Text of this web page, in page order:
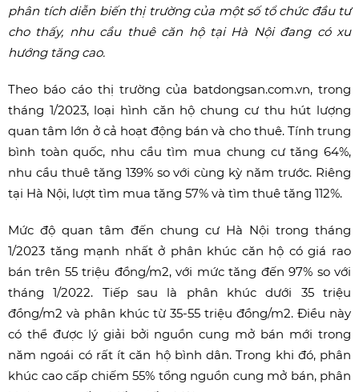
phân tích diễn biến thị trường của một số tổ chức đầu tư
cho thấy, nhu cầu thuê căn hộ tại Hà Nội đang có xu
hướng tăng cao.
Theo báo cáo thị trường của batdongsan.com.vn, trong
tháng 1/2023, loại hình căn hộ chung cư thu hút lượng
quan tâm lớn ở cả hoạt động bán và cho thuê. Tính trung
bình toàn quốc, nhu cầu tìm mua chung cư tăng 64%,
nhu cầu thuê tăng 139% so với cùng kỳ năm trước. Riêng
tại Hà Nội, lượt tìm mua tăng 57% và tìm thuê tăng 112%.
Mức độ quan tâm đến chung cư Hà Nội trong tháng
1/2023 tăng mạnh nhất ở phân khúc căn hộ có giá rao
bán trên 55 triệu đồng/m2, với mức tăng đến 97% so với
tháng 1/2022. Tiếp sau là phân khúc dưới 35 triệu
đồng/m2 và phân khúc từ 35-55 triệu đồng/m2. Điều này
có thể được lý giải bởi nguồn cung mở bán mới trong
năm ngoái có rất ít căn hộ bình dân. Trong khi đó, phân
khúc cao cấp chiếm 55% tổng nguồn cung mở bán, phân